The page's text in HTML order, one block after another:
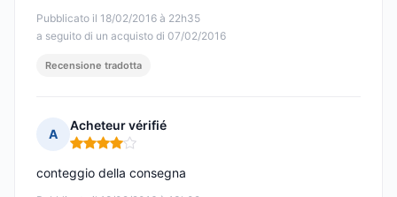
Pubblicato il 18/02/2016 à 22h35
a seguito di un acquisto di 07/02/2016
Recensione tradotta
A
Acheteur vérifié
Nota: 4 su 5
conteggio della consegna